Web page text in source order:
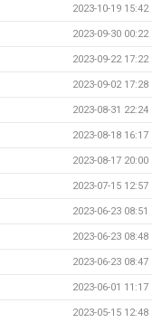
2023-10-19 15:42
2023-09-30 00:22
2023-09-22 17:22
2023-09-02 17:28
2023-08-31 22:24
2023-08-18 16:17
2023-08-17 20:00
2023-07-15 12:57
2023-06-23 08:51
2023-06-23 08:48
2023-06-23 08:47
2023-06-01 11:17
2023-05-15 12:48